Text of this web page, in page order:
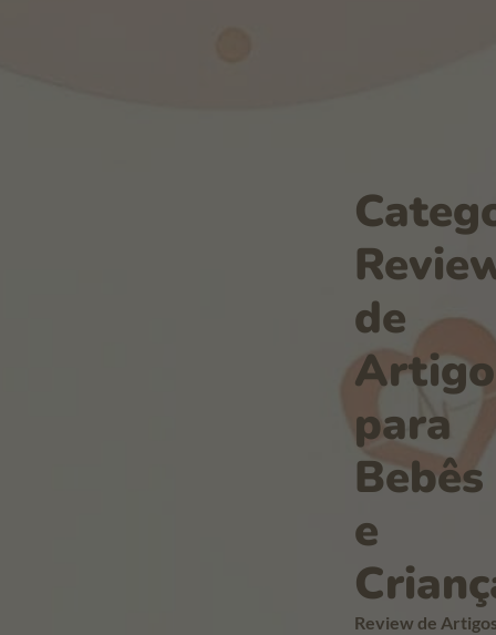
de
para
Bebês
e
Review de